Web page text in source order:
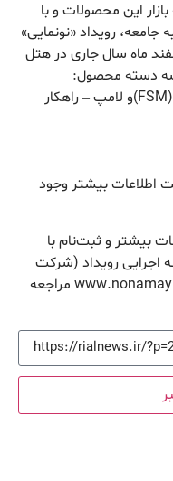
این محصولات ‌و با
رویداد «نونمایی»
می‌کند. در این رویداد که 8 اسفند ماه سال جاری در هتل
دسته محصول:
رایبد: آبین – مدیریت خدمات میدانی (FSM)و لامپ – راهکار
اطلاعات بیشتر وجود
بیشتر و ثبت‌نام با
، دبیرخانه اجرایی رویداد (شرکت
نوروبیز)، تماس گرفته و یا به آدرس www.nonamayi.ir مراجعه